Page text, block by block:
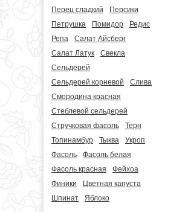
Перец сладкий
Персики
Петрушка
Помидор
Редис
Репа
Салат Айсберг
Салат Латук
Свекла
Сельдерей
Сельдерей корневой
Слива
Смородина красная
Стеблевой сельдерей
Стручковая фасоль
Терн
Топинамбур
Тыква
Укроп
Фасоль
Фасоль белая
Фасоль красная
Фейхоа
Финики
Цветная капуста
Шпинат
Яблоко